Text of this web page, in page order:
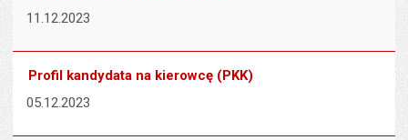
11.12.2023
Profil kandydata na kierowcę (PKK)
05.12.2023